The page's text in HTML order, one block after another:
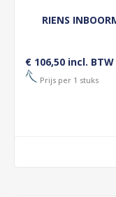
RIENS
€ 106,50 incl. BTW
Prijs per 1 stuks